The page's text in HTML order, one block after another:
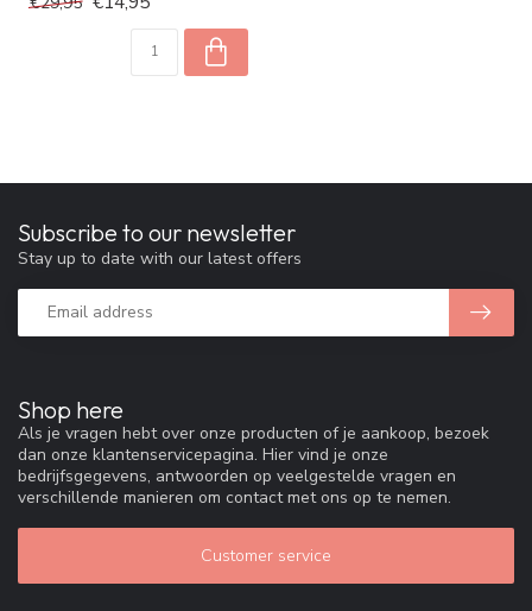
Shop here
Als je vragen hebt over onze producten of je aankoop, bezoek
dan onze klantenservicepagina. Hier vind je onze
bedrijfsgegevens, antwoorden op veelgestelde vragen en
verschillende manieren om contact met ons op te nemen.
Customer service
Subscribe to our newsletter
Stay up to date with our latest offers